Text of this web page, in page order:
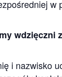
w
wdzięczni
i nazwisko